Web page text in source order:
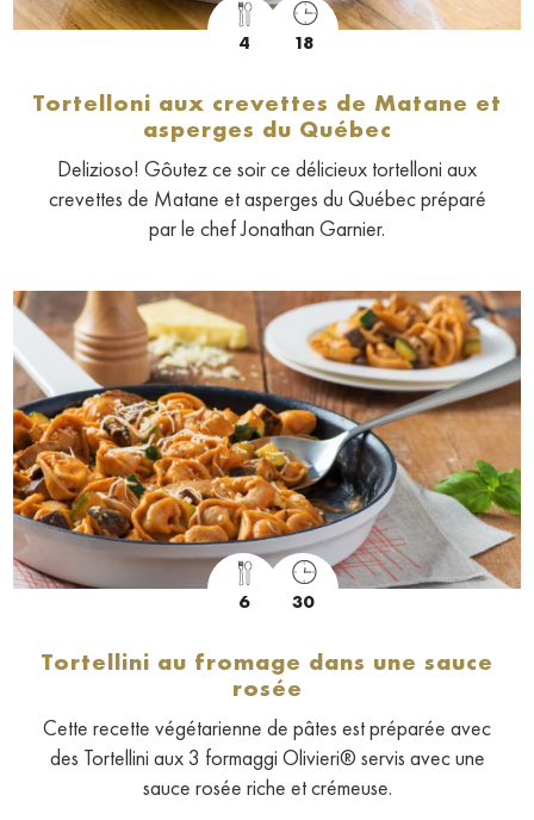
4 18
Tortelloni aux crevettes de Matane et
asperges du Québec
Delizioso! Gôutez ce soir ce délicieux tortelloni aux
crevettes de Matane et asperges du Québec préparé
par le chef Jonathan Garnier.
6 30
Tortellini au fromage dans une sauce
rosée
Cette recette végétarienne de pâtes est préparée avec
des Tortellini aux 3 formaggi Olivieri® servis avec une
sauce rosée riche et crémeuse.